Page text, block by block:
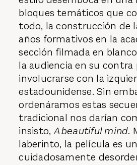
bloques temáticos que
todo, la construcción de
años formativos en la
sección filmada en
la audiencia en su contra
involucrarse con la
estadounidense. Sin
ordenáramos estas
tradicional nos darían
insisto,A beautiful mind.
laberinto, la película es
cuidadosamente